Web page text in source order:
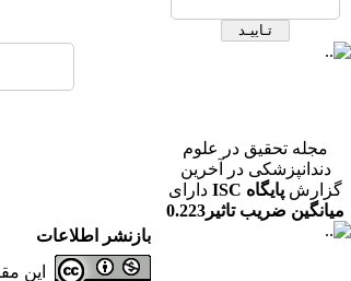
مجله تحقیق در علوم
دندانپزشکی در آخرین
گزارش پایگاه ISC
دارای
میانگین ضریب تاثیر0.223
در رشته دندانپزشکی می
بازنشر اطلاعات
این